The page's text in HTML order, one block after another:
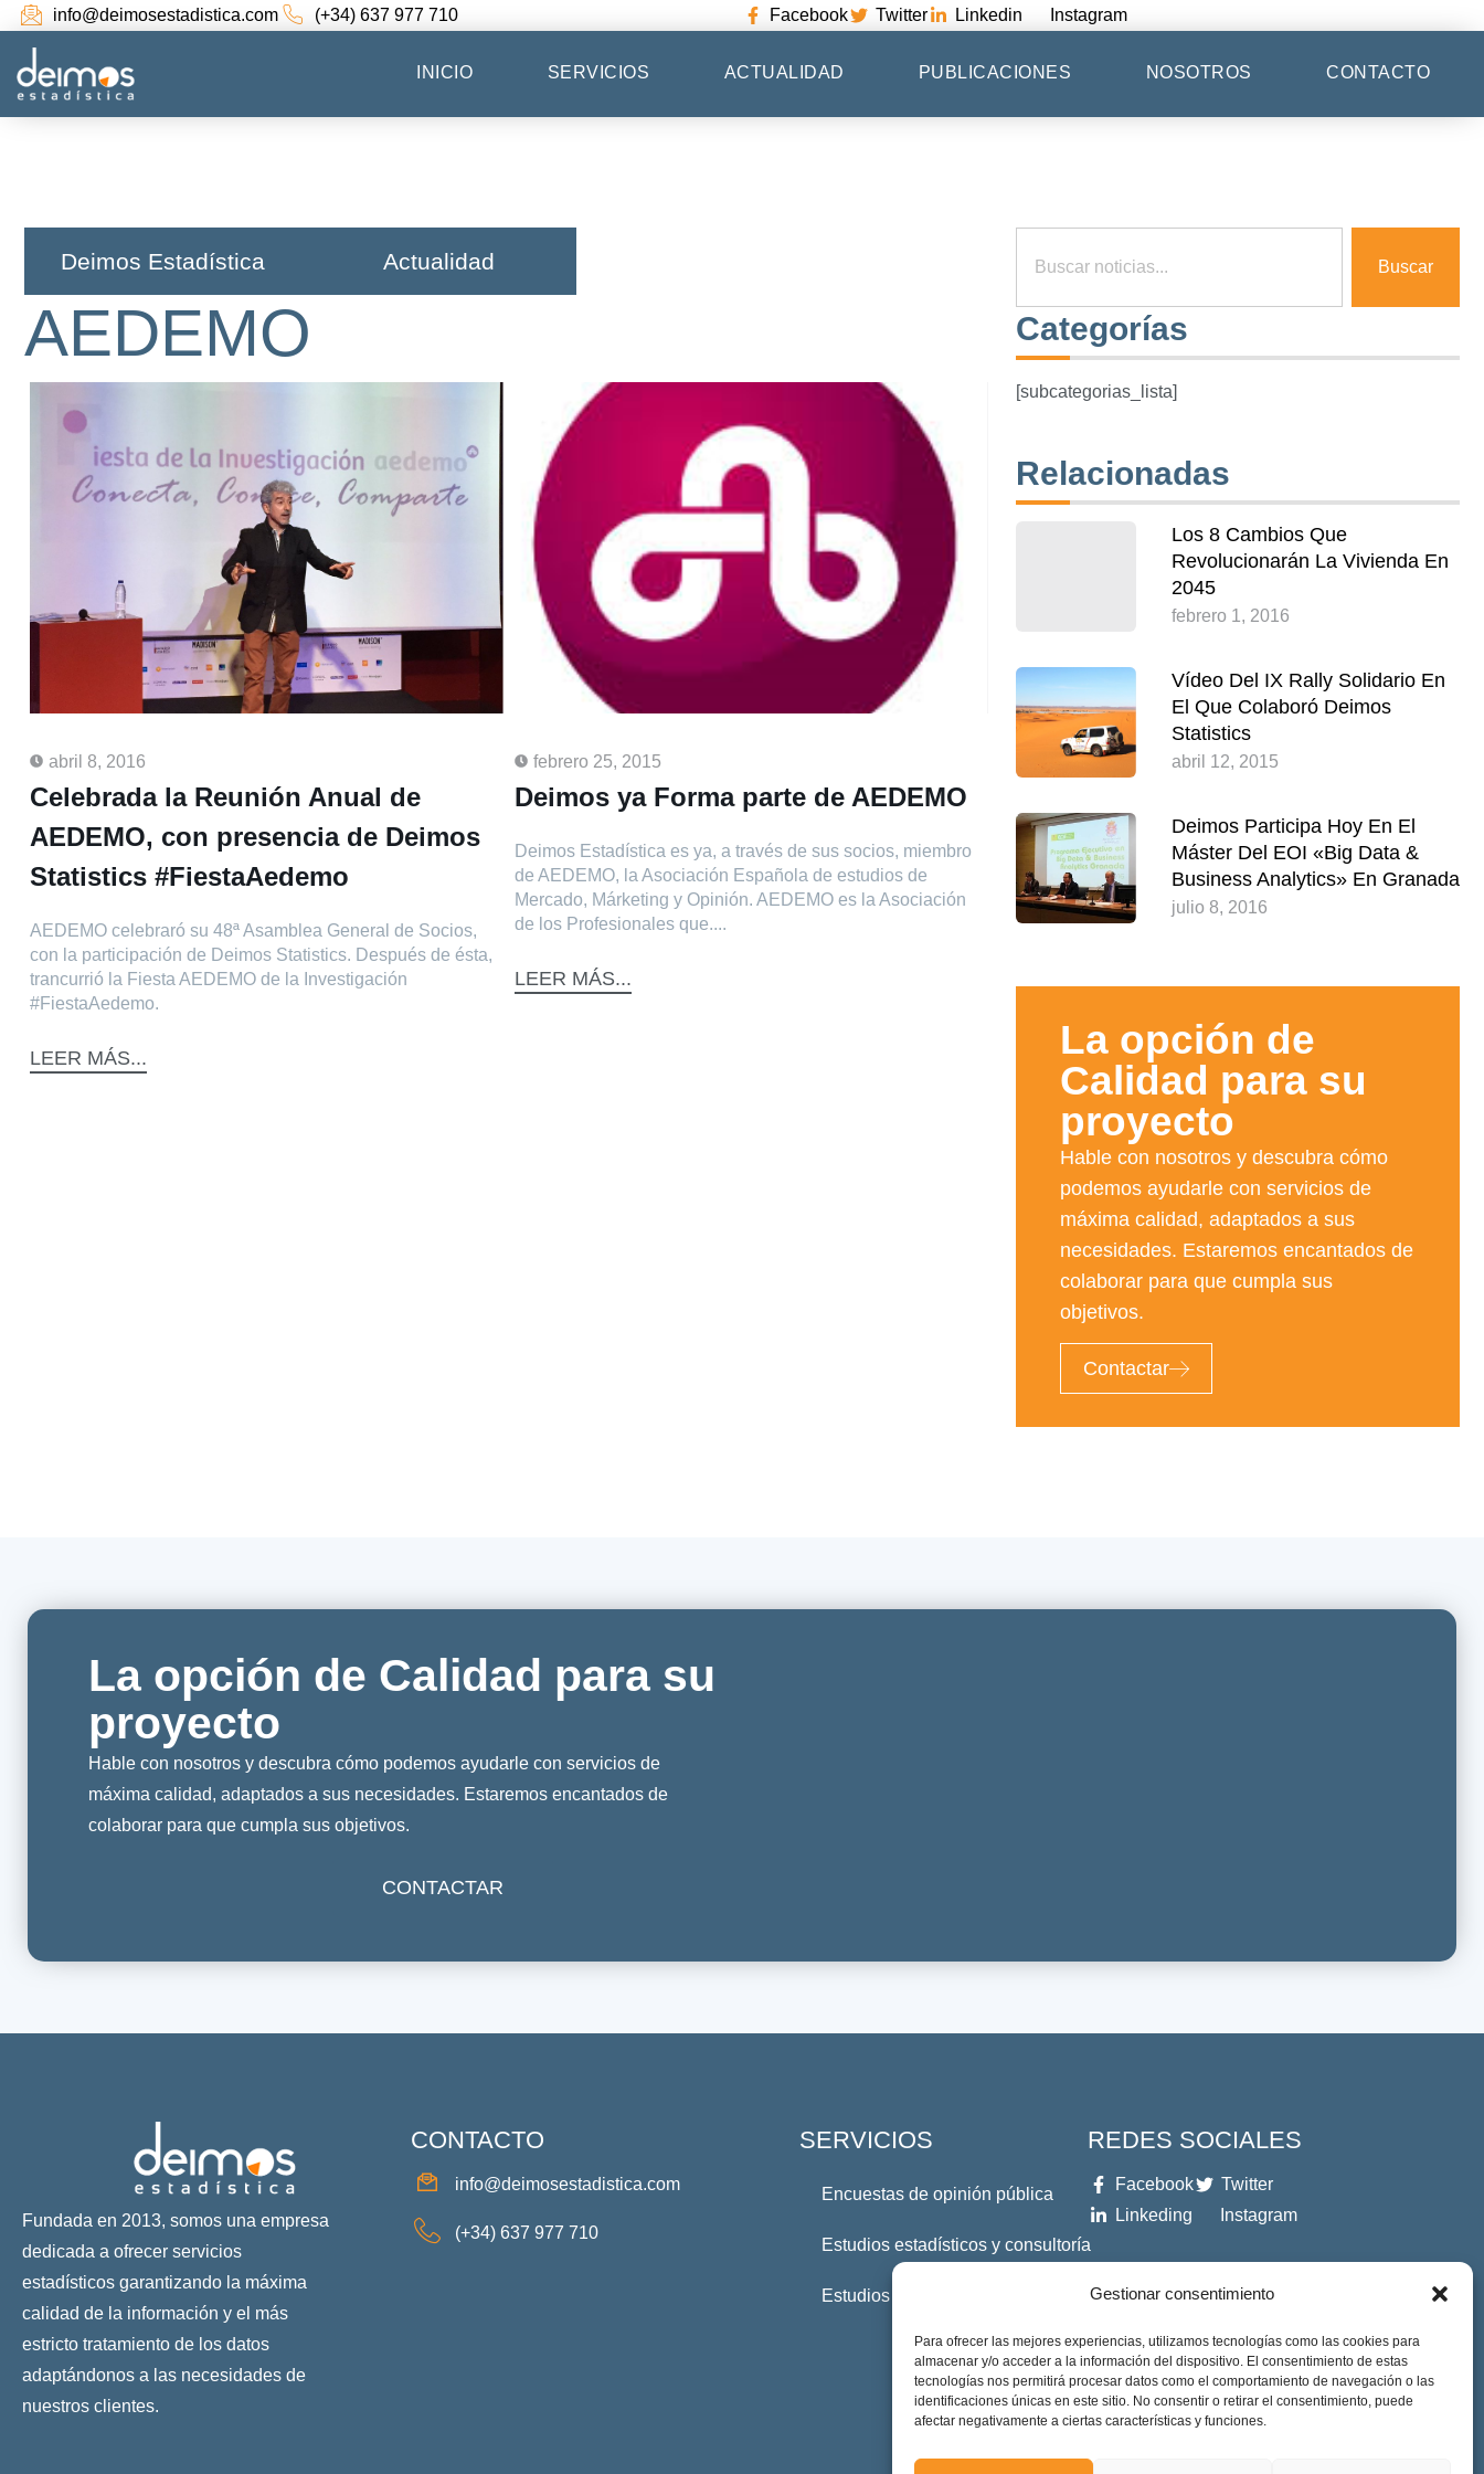
Gestionar consentimiento
Para ofrecer las mejores experiencias, utilizamos tecnologías como las cookies para
almacenar y/o acceder a la información del dispositivo. El consentimiento de estas
tecnologías nos permitirá procesar datos como el comportamiento de navegación o las
identificaciones únicas en este sitio. No consentir o retirar el consentimiento, puede
afectar negativamente a ciertas características y funciones.
info@deimosestadistica.com (+34) 637 977 710 Facebook Twitter Linkedin Instagram
INICIO SERVICIOS ACTUALIDAD PUBLICACIONES NOSOTROS CONTACTO
Buscar
Categorías
[subcategorias_lista]
Relacionadas
Los 8 Cambios Que
Revolucionarán La Vivienda En
2045
febrero 1, 2016
Vídeo Del IX Rally Solidario En
El Que Colaboró Deimos
Statistics
abril 12, 2015
Deimos Participa Hoy En El
Máster Del EOI «Big Data &
Business Analytics» En Granada
julio 8, 2016
La opción de
Calidad para su
proyecto​
Hable con nosotros y descubra cómo
podemos ayudarle con servicios de
máxima calidad, adaptados a sus
necesidades. Estaremos encantados de
colaborar para que cumpla sus
objetivos.
Contactar
Deimos Estadística​ Actualidad
AEDEMO
abril 8, 2016
Celebrada la Reunión Anual de
AEDEMO, con presencia de Deimos
Statistics #FiestaAedemo
AEDEMO celebraró su 48ª Asamblea General de Socios,
con la participación de Deimos Statistics. Después de ésta,
trancurrió la Fiesta AEDEMO de la Investigación
#FiestaAedemo.
LEER MÁS...
febrero 25, 2015
Deimos ya Forma parte de AEDEMO
Deimos Estadística es ya, a través de sus socios, miembro
de AEDEMO, la Asociación Española de estudios de
Mercado, Márketing y Opinión. AEDEMO es la Asociación
de los Profesionales que....
LEER MÁS...
La opción de Calidad para su
proyecto
Hable con nosotros y descubra cómo podemos ayudarle con servicios de
máxima calidad, adaptados a sus necesidades. Estaremos encantados de
colaborar para que cumpla sus objetivos.
CONTACTAR
Fundada en 2013, somos una empresa
dedicada a ofrecer servicios
estadísticos garantizando la máxima
calidad de la información y el más
estricto tratamiento de los datos
adaptándonos a las necesidades de
nuestros clientes.
CONTACTO
info@deimosestadistica.com
(+34) 637 977 710
SERVICIOS
Encuestas de opinión pública
Estudios estadísticos y consultoría
Estudios Profesionales
REDES SOCIALES
Facebook
Twitter
Linkeding
Instagram